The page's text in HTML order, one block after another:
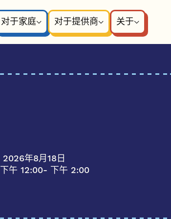
对于家庭
对于提供商 关于
2026年8月18日
下午 12:00- 下午 2:00